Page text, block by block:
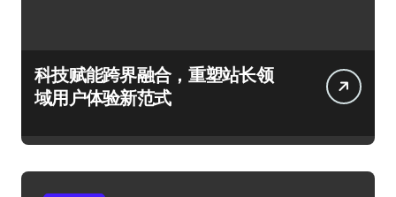
科技赋能跨界融合，重塑站长领
域用户体验新范式